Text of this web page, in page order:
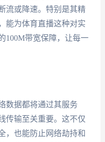
流或降速。特别是其精
能为体育直播这种对实
100M带宽保障，让每一
数据都将通过其服务
传输至关重要。这不仅
，也能防止网络劫持和